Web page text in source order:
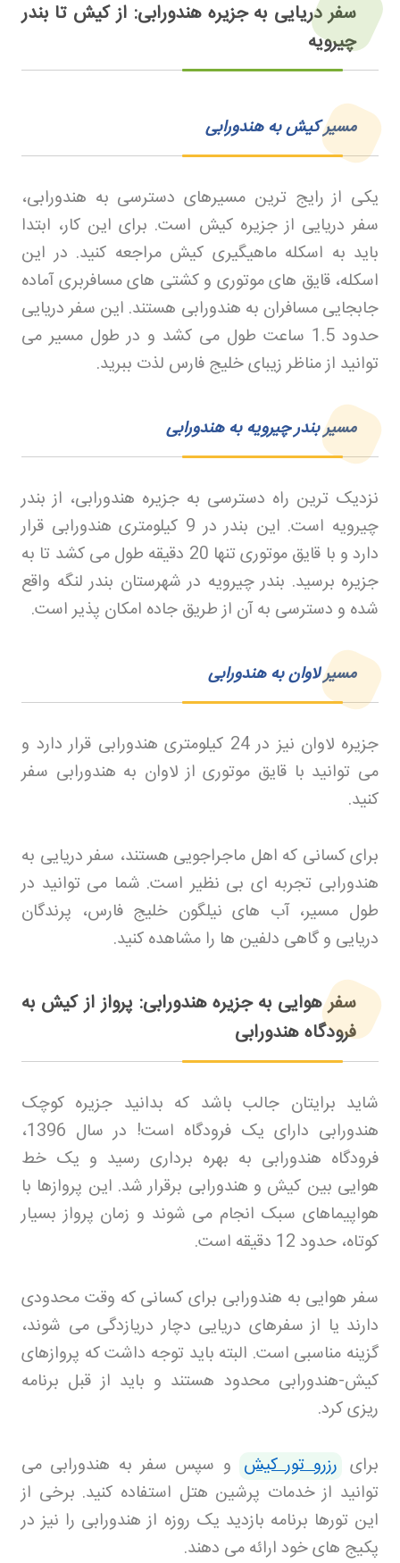
سفر دریایی به جزیره هندورابی: از کیش تا بندر
چیرویه
مسیر کیش به هندورابی
یکی از رایج ترین مسیرهای دسترسی به هندورابی،
سفر دریایی از جزیره کیش است. برای این کار، ابتدا
باید به اسکله ماهیگیری کیش مراجعه کنید. در این
اسکله، قایق های موتوری و کشتی های مسافربری آماده
جابجایی مسافران به هندورابی هستند. این سفر دریایی
حدود 1.5 ساعت طول می کشد و در طول مسیر می
توانید از مناظر زیبای خلیج فارس لذت ببرید.
مسیر بندر چیرویه به هندورابی
نزدیک ترین راه دسترسی به جزیره هندورابی، از بندر
چیرویه است. این بندر در 9 کیلومتری هندورابی قرار
دارد و با قایق موتوری تنها 20 دقیقه طول می کشد تا به
جزیره برسید. بندر چیرویه در شهرستان بندر لنگه واقع
شده و دسترسی به آن از طریق جاده امکان پذیر است.
مسیر لاوان به هندورابی
جزیره لاوان نیز در 24 کیلومتری هندورابی قرار دارد و
می توانید با قایق موتوری از لاوان به هندورابی سفر
کنید.
برای کسانی که اهل ماجراجویی هستند، سفر دریایی به
هندورابی تجربه ای بی نظیر است. شما می توانید در
طول مسیر، آب های نیلگون خلیج فارس، پرندگان
دریایی و گاهی دلفین ها را مشاهده کنید.
سفر هوایی به جزیره هندورابی: پرواز از کیش به
فرودگاه هندورابی
شاید برایتان جالب باشد که بدانید جزیره کوچک
هندورابی دارای یک فرودگاه است! در سال 1396،
فرودگاه هندورابی به بهره برداری رسید و یک خط
هوایی بین کیش و هندورابی برقرار شد. این پروازها با
هواپیماهای سبک انجام می شوند و زمان پرواز بسیار
کوتاه، حدود 12 دقیقه است
.
سفر هوایی به هندورابی برای کسانی که وقت محدودی
دارند یا از سفرهای دریایی دچار دریازدگی می شوند،
گزینه مناسبی است. البته باید توجه داشت که پروازهای
کیش-هندورابی محدود هستند و باید از قبل برنامه
ریزی کرد.
برای رزرو تور کیش و سپس سفر به هندورابی می
توانید از خدمات پرشین هتل استفاده کنید. برخی از
این تورها برنامه بازدید یک روزه از هندورابی را نیز در
پکیج های خود ارائه می دهند.